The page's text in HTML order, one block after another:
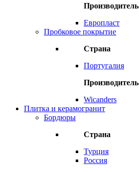
Производитель
Европласт
Пробковое покрытие
Страна
Португалия
Производитель
Wicanders
Плитка и керамогранит
Бордюры
Страна
Турция
Россия